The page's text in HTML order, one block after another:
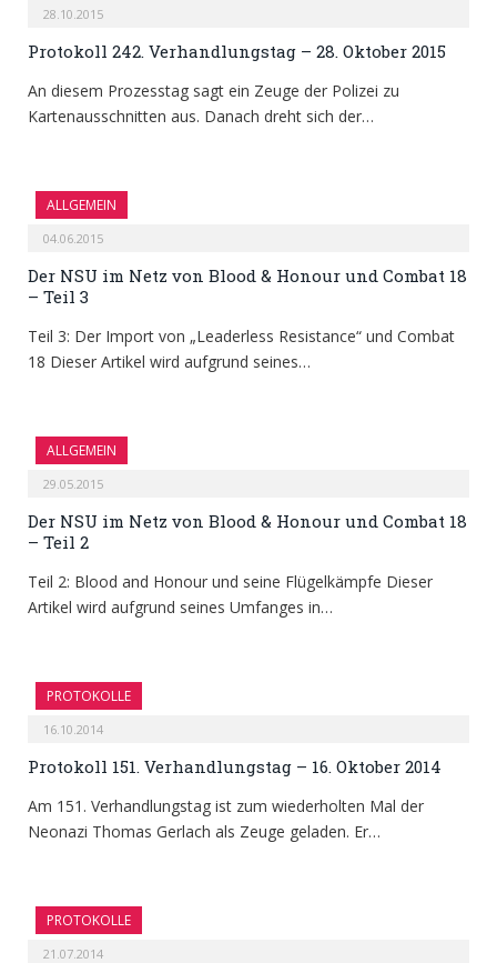
28.10.2015
Protokoll 242. Verhandlungstag – 28. Oktober 2015
An diesem Prozesstag sagt ein Zeuge der Polizei zu
Kartenausschnitten aus. Danach dreht sich der…
ALLGEMEIN
04.06.2015
Der NSU im Netz von Blood & Honour und Combat 18
– Teil 3
Teil 3: Der Import von „Leaderless Resistance“ und Combat
18 Dieser Artikel wird aufgrund seines…
ALLGEMEIN
29.05.2015
Der NSU im Netz von Blood & Honour und Combat 18
– Teil 2
Teil 2: Blood and Honour und seine Flügelkämpfe Dieser
Artikel wird aufgrund seines Umfanges in…
PROTOKOLLE
16.10.2014
Protokoll 151. Verhandlungstag – 16. Oktober 2014
Am 151. Verhandlungstag ist zum wiederholten Mal der
Neonazi Thomas Gerlach als Zeuge geladen. Er…
PROTOKOLLE
21.07.2014